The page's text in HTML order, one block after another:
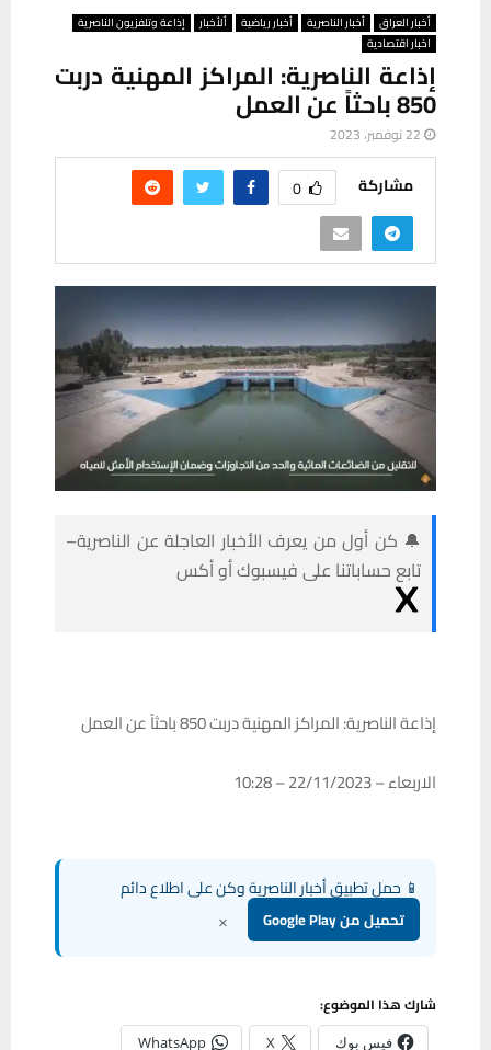
أخبار العراق أخبار الناصرية أخبار رياضية ألأخبار
إذاعة وتلفزيون الناصرية
اخبار اقتصادية
إذاعة الناصرية: المراكز المهنية دربت
850 باحثاً عن العمل
22 نوفمبر، 2023
مشاركة 0
🔔 كن أول من يعرف الأخبار العاجلة عن الناصرية–
تابع حساباتنا على فيسبوك أو أكس
إذاعة الناصرية: المراكز المهنية دربت 850 باحثاً عن العمل
الاربعاء – 22/11/2023 – 10:28
📱 حمل تطبيق أخبار الناصرية وكن على اطلاع دائم
تحميل من Google Play ×
شارك هذا الموضوع:
فيس بوك X
WhatsApp